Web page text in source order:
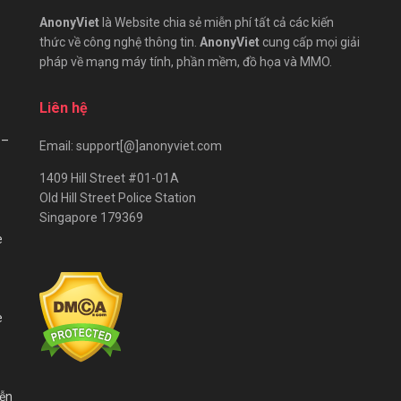
AnonyViet là Website chia sẻ miễn phí tất cả các kiến
thức về công nghệ thông tin. AnonyViet cung cấp mọi giải
pháp về mạng máy tính, phần mềm, đồ họa và MMO.
Liên hệ
Email: support[@]anonyviet.com
1409 Hill Street #01-01A
Old Hill Street Police Station
Singapore 179369